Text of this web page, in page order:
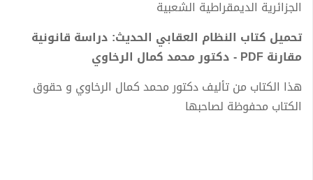
الجزائرية الديمقراطية الشعبية
تحميل كتاب النظام العقابي الحديث: دراسة قانونية
مقارنة PDF - دكتور محمد كمال الرخاوي
هذا الكتاب من تأليف دكتور محمد كمال الرخاوي و حقوق
الكتاب محفوظة لصاحبها